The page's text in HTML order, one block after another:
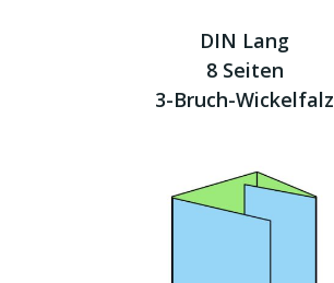
DIN Lang
8 Seiten
3-Bruch-Wickelfalz